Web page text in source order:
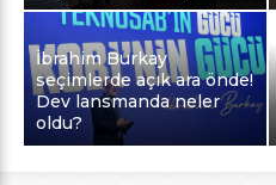
İbrahim Burkay
seçimlerde açık ara önde!
Dev lansmanda neler
oldu?